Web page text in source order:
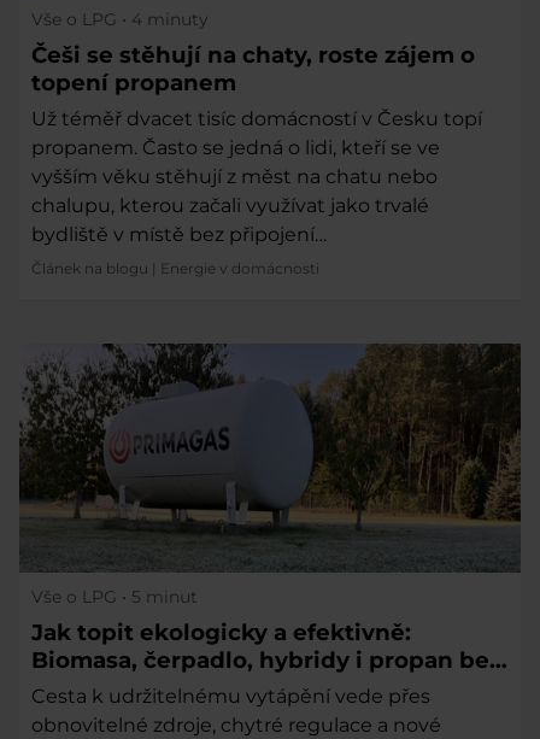
Vše o LPG • 4 minuty
Češi se stěhují na chaty, roste zájem o
topení propanem
Už téměř dvacet tisíc domácností v Česku topí
propanem. Často se jedná o lidi, kteří se ve
vyšším věku stěhují z měst na chatu nebo
chalupu, kterou začali využívat jako trvalé
bydliště v místě bez připojení…
Článek na blogu | Energie v domácnosti
Vše o LPG • 5 minut
Jak topit ekologicky a efektivně:
Biomasa, čerpadlo, hybridy i propan bez
přípojky
Cesta k udržitelnému vytápění vede přes
obnovitelné zdroje, chytré regulace a nové